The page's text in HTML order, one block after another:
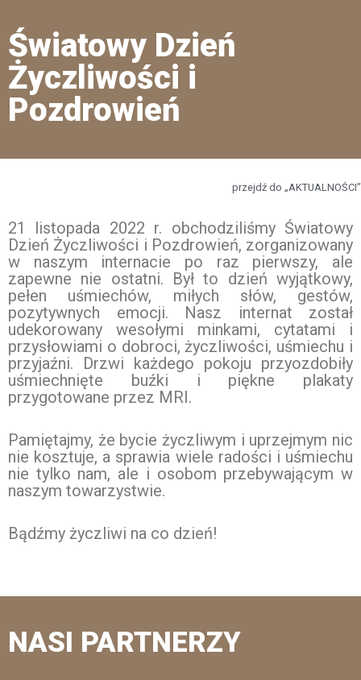
Światowy Dzień
Życzliwości i
Pozdrowień
przejdź do „AKTUALNOŚCI”
21 listopada 2022 r. obchodziliśmy Światowy
Dzień Życzliwości i Pozdrowień, zorganizowany
w naszym internacie po raz pierwszy, ale
zapewne nie ostatni. Był to dzień wyjątkowy,
pełen uśmiechów, miłych słów, gestów,
pozytywnych emocji. Nasz internat został
udekorowany wesołymi minkami, cytatami i
przysłowiami o dobroci, życzliwości, uśmiechu i
przyjaźni. Drzwi każdego pokoju przyozdobiły
uśmiechnięte buźki i piękne plakaty
przygotowane przez MRI.
Pamiętajmy, że bycie życzliwym i uprzejmym nic
nie kosztuje, a sprawia wiele radości i uśmiechu
nie tylko nam, ale i osobom przebywającym w
naszym towarzystwie.
Bądźmy życzliwi na co dzień!
NASI PARTNERZY